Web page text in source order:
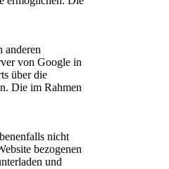
anderen
von Google in
über die
Die im Rahmen
nicht
bezogenen
und